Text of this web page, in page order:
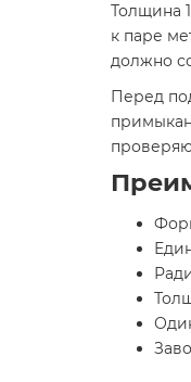
Толщина
к паре
должно
Перед